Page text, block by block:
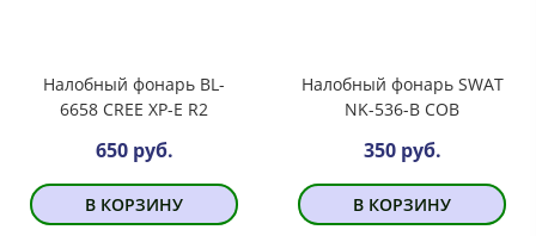
Налобный фонарь BL-
6658 CREE XP-E R2
650 руб.
В КОРЗИНУ
Налобный фонарь SWAT
NK-536-B COB
350 руб.
В КОРЗИНУ